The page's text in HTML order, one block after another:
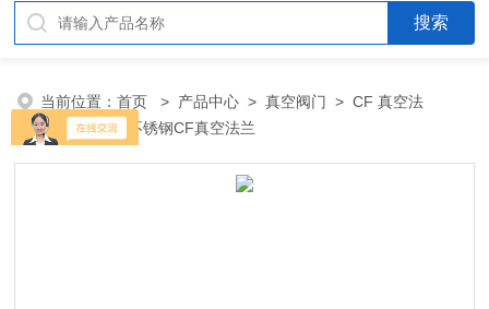
当前位置：首页 > 产品中心 >真空阀门 >CF 真空法
兰
> 304SS不锈钢CF真空法兰